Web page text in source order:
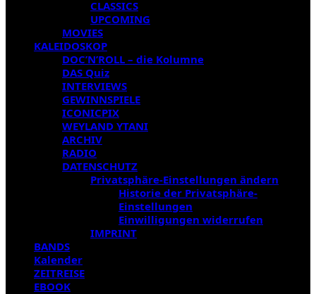
CLASSICS
UPCOMING
MOVIES
KALEIDOSKOP
DOC’N’ROLL – die Kolumne
DAS Quiz
INTERVIEWS
GEWINNSPIELE
ICONICPIX
WEYLAND YTANI
ARCHIV
RADIO
DATENSCHUTZ
Privatsphäre-Einstellungen ändern
Historie der Privatsphäre-
Einstellungen
Einwilligungen widerrufen
IMPRINT
BANDS
Kalender
ZEITREISE
EBOOK